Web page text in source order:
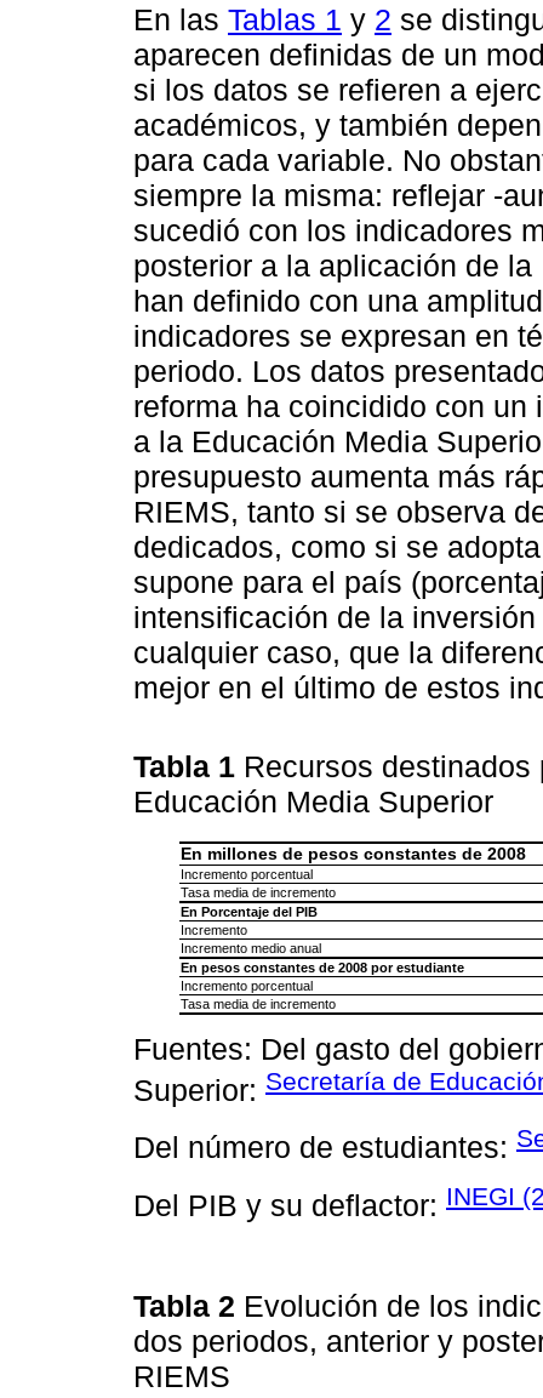
En las Tablas 1 y 2 se
aparecen definidas de un
si los datos se refieren a
académicos, y también
para cada variable. No
siempre la misma: reflejar -
sucedió con los indicadores
posterior a la aplicación de
han definido con una
indicadores se expresan en
periodo. Los datos
reforma ha coincidido con
a la Educación Media
presupuesto aumenta más
RIEMS, tanto si se observa
dedicados, como si se
supone para el país
intensificación de la
cualquier caso, que la
mejor en el último de estos
Tabla 1 Recursos
Educación Media Superior
En millones de pesos constantes de 2008
Incremento porcentual
Tasa media de incremento
En Porcentaje del PIB
Incremento
Incremento medio anual
En pesos constantes de 2008 por estudiante
Incremento porcentual
Tasa media de incremento
Fuentes: Del gasto del
Superior: Secretaría de
Del número de estudiantes:
Del PIB y su deflactor: INEGI
Tabla 2 Evolución de los
dos periodos, anterior y
RIEMS